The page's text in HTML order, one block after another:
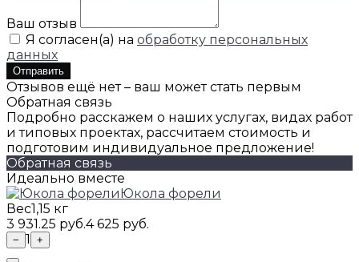
Ваш отзыв
Я согласен(а) на обработку персональных
данных
Отправить
Отзывов ещё нет – ваш может стать первым
Обратная связь
Подробно расскажем о наших услугах, видах работ
и типовых проектах, рассчитаем стоимость и
подготовим индивидуальное предложение!
Обратная связь
Идеально вместе
Юкола форели
Вес1,15 кг
3 931.25 руб.4 625 руб.
− 1 +